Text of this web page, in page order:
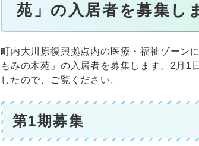
苑」の入居者を募集し
町内大川原復興拠点内の医療・福祉ゾーン
もみの木苑」の入居者を募集します。2月1
したので、ご覧ください。
第1期募集